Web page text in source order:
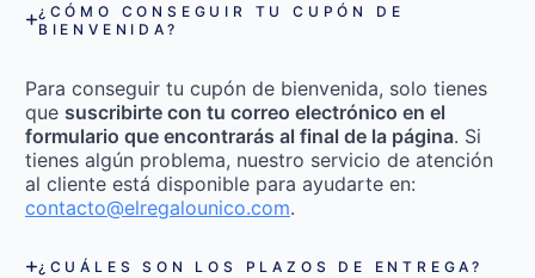
¿CÓMO CONSEGUIR TU CUPÓN DE
BIENVENIDA?
Para conseguir tu cupón de bienvenida, solo tienes
que suscribirte con tu correo electrónico en el
formulario que encontrarás al final de la página. Si
tienes algún problema, nuestro servicio de atención
al cliente está disponible para ayudarte en:
contacto@elregalounico.com.
¿CUÁLES SON LOS PLAZOS DE ENTREGA?